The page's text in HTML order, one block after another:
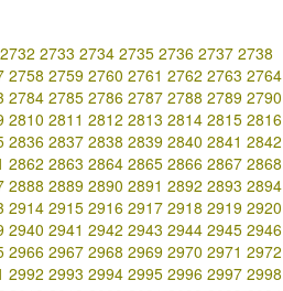
2732 2733 2734 2735 2736 2737 2738
2758 2759 2760 2761 2762 2763 2764
2784 2785 2786 2787 2788 2789 2790
2810 2811 2812 2813 2814 2815 2816
2836 2837 2838 2839 2840 2841 2842
2862 2863 2864 2865 2866 2867 2868
2888 2889 2890 2891 2892 2893 2894
2914 2915 2916 2917 2918 2919 2920
2940 2941 2942 2943 2944 2945 2946
2966 2967 2968 2969 2970 2971 2972
2992 2993 2994 2995 2996 2997 2998